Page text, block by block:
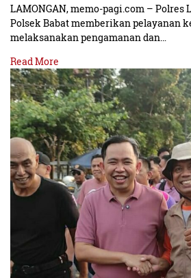
LAMONGAN, memo-pagi.com – Polres
Polsek Babat memberikan pelayanan
melaksanakan pengamanan dan…
Read More